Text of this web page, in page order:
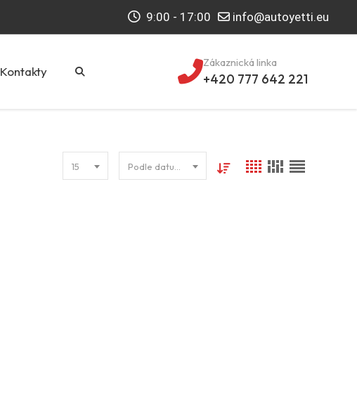
9:00 - 17:00 info@autoyetti.eu
Kontakty
Zákaznická linka
+420 777 642 221
15